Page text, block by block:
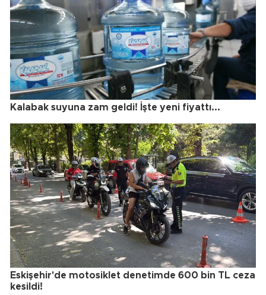
Kalabak suyuna zam geldi! İşte yeni fiyattı...
Eskişehir'de motosiklet denetimde 600 bin TL ceza
kesildi!